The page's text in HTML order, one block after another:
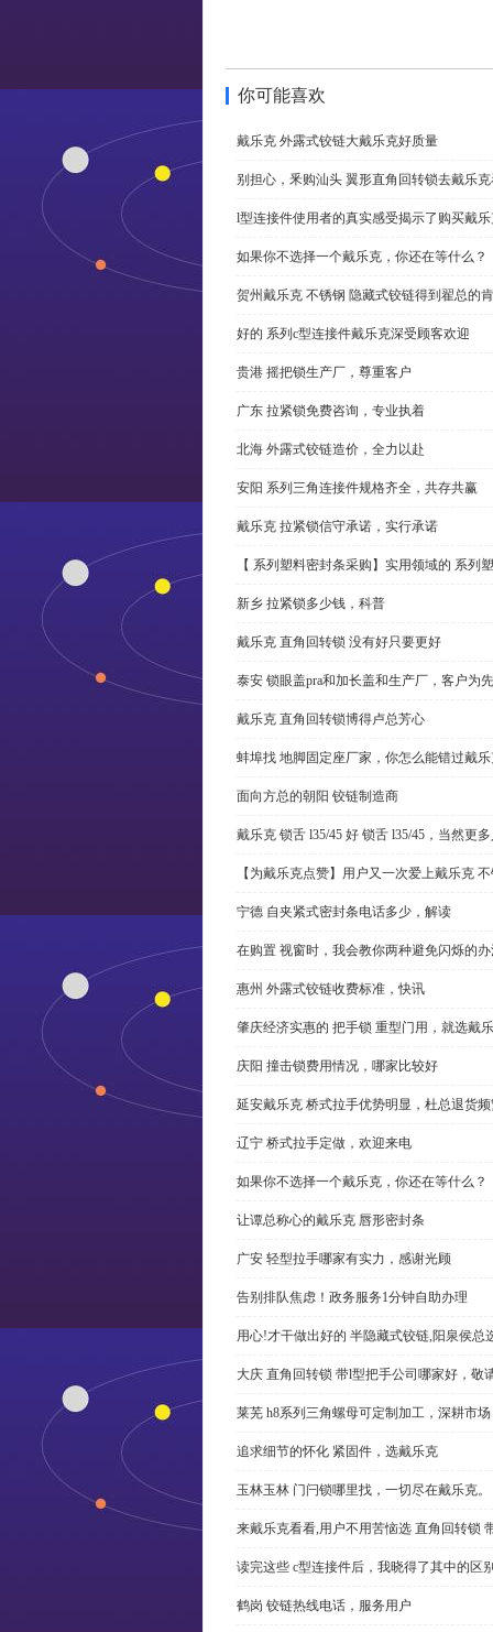
你可能喜欢
戴乐克 外露式铰链大戴乐克好质量
别担心，釆购汕头 翼形直角回转锁去戴乐
l型连接件使用者的真实感受揭示了购买戴
如果你不选择一个戴乐克，你还在等什么？
贺州戴乐克 不锈钢 隐藏式铰链得到翟总的
好的 系列c型连接件戴乐克深受顾客欢迎
贵港 摇把锁生产厂，尊重客户
广东 拉紧锁免费咨询，专业执着
北海 外露式铰链造价，全力以赴
安阳 系列三角连接件规格齐全，共存共赢
戴乐克 拉紧锁信守承诺，实行承诺
【 系列塑料密封条采购】实用领域的 系列
新乡 拉紧锁多少钱，科普
戴乐克 直角回转锁 没有好只要更好
泰安 锁眼盖pra和加长盖和生产厂，客户为先
戴乐克 直角回转锁博得卢总芳心
蚌埠找 地脚固定座厂家，你怎么能错过戴
面向方总的朝阳 铰链制造商
戴乐克 锁舌 l35/45 好 锁舌 l35/45，当然更
【为戴乐克点赞】用户又一次爱上戴乐克
宁德 自夹紧式密封条电话多少，解读
在购置 视窗时，我会教你两种避免闪烁的
惠州 外露式铰链收费标准，快讯
肇庆经济实惠的 把手锁 重型门用，就选戴
庆阳 撞击锁费用情况，哪家比较好
延安戴乐克 桥式拉手优势明显，杜总退货
辽宁 桥式拉手定做，欢迎来电
如果你不选择一个戴乐克，你还在等什么？
让谭总称心的戴乐克 唇形密封条
广安 轻型拉手哪家有实力，感谢光顾
告别排队焦虑！政务服务1分钟自助办理
用心!才干做出好的 半隐藏式铰链,阳泉侯总
大庆 直角回转锁 带l型把手公司哪家好，敬
莱芜 h8系列三角螺母可定制加工，深耕市场
追求细节的怀化 紧固件，选戴乐克
玉林玉林 门闩锁哪里找，一切尽在戴乐克。
来戴乐克看看,用户不用苦恼选 直角回转锁
读完这些 c型连接件后，我晓得了其中的区
鹤岗 铰链热线电话，服务用户